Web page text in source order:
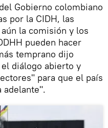
Gobierno colombiano
por la CIDH, las
la comisión y los
pueden hacer
temprano dijo
diálogo abierto y
para que el país
adelante".